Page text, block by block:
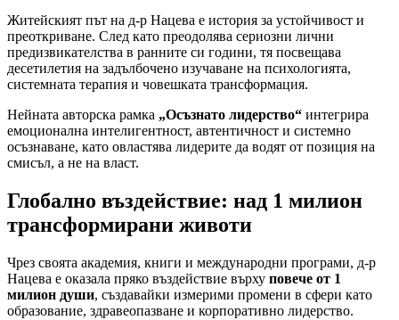
Житейският път на д-р Нацева е история за устойчивост и
преоткриване. След като преодолява сериозни лични
предизвикателства в ранните си години, тя посвещава
десетилетия на задълбочено изучаване на психологията,
системната терапия и човешката трансформация.
Нейната авторска рамка „Осъзнато лидерство“ интегрира
емоционална интелигентност, автентичност и системно
осъзнаване, като овластява лидерите да водят от позиция на
смисъл, а не на власт.
Глобално въздействие: над 1 милион
трансформирани животи
Чрез своята академия, книги и международни програми, д-р
Нацева е оказала пряко въздействие върху повече от 1
милион души, създавайки измерими промени в сфери като
образование, здравеопазване и корпоративно лидерство.